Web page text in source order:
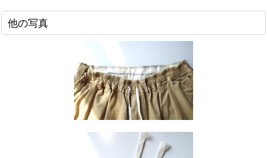
他の写真